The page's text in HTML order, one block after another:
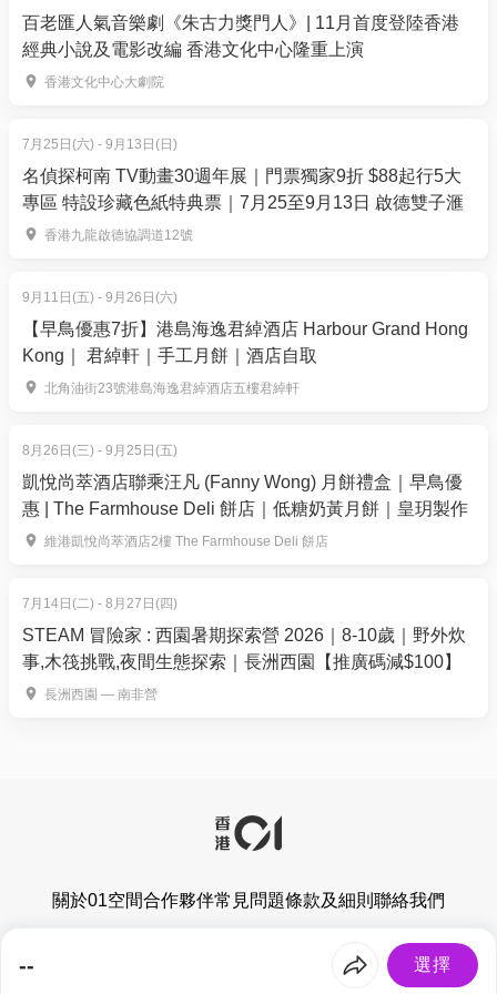
同意接受本體驗和全部條款，同意自行承擔本次活動
的所有的風險和後果，本公司不會付上任何法律責
任。
您已為您同行中的所有人包括成人和兒童均填寫了安
全豁免表格。在允許進入之前須展示接待處職員檢查
以兌換門票。
每位體驗人士在接待處換票後將由職員協助戴上一條
滾軸溜冰訓練中心，手帶必須保留手上以供驗證。
再賺，賺完再買、再食、再玩！
-- 選擇
百老匯人氣音樂劇《朱古力獎門人》| 11月首度登陸香港
經典小說及電影改編 香港文化中心隆重上演
香港文化中心大劇院
7月25日(六) - 9月13日(日)
名偵探柯南 TV動畫30週年展｜門票獨家9折 $88起行5大
專區 特設珍藏色紙特典票｜7月25至9月13日 啟德雙子滙
香港九龍啟德協調道12號
9月11日(五) - 9月26日(六)
【早鳥優惠7折】港島海逸君綽酒店 Harbour Grand Hong
Kong｜ 君綽軒｜手工月餅｜酒店自取
北角油街23號港島海逸君綽酒店五樓君綽軒
8月26日(三) - 9月25日(五)
凱悅尚萃酒店聯乘汪凡 (Fanny Wong) 月餅禮盒｜早鳥優
惠 | The Farmhouse Deli 餅店｜低糖奶黃月餅｜皇玥製作
維港凱悅尚萃酒店2樓 The Farmhouse Deli 餅店
7月14日(二) - 8月27日(四)
STEAM 冒險家 : 西園暑期探索營 2026｜8-10歲｜野外炊
事,木筏挑戰,夜間生態探索｜長洲西園【推廣碼減$100】
長洲西園 — 南非營
關於01空間合作夥伴常見問題條款及細則 聯絡我們